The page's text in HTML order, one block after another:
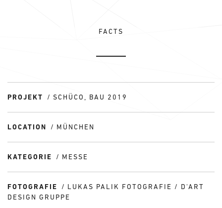
FACTS
PROJEKT SCHÜCO, BAU 2019
LOCATION MÜNCHEN
KATEGORIE MESSE
FOTOGRAFIE
LUKAS PALIK FOTOGRAFIE / D'ART
DESIGN GRUPPE